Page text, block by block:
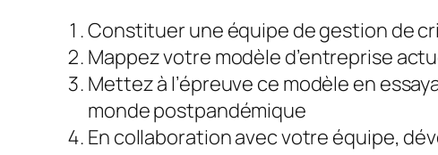
Constituer une équipe de gestion de
Mappez votre modèle d’entreprise
Mettez à l’épreuve ce modèle en
monde postpandémique
En collaboration avec votre équipe,